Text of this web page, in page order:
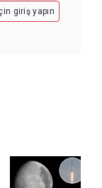
giriş yapın